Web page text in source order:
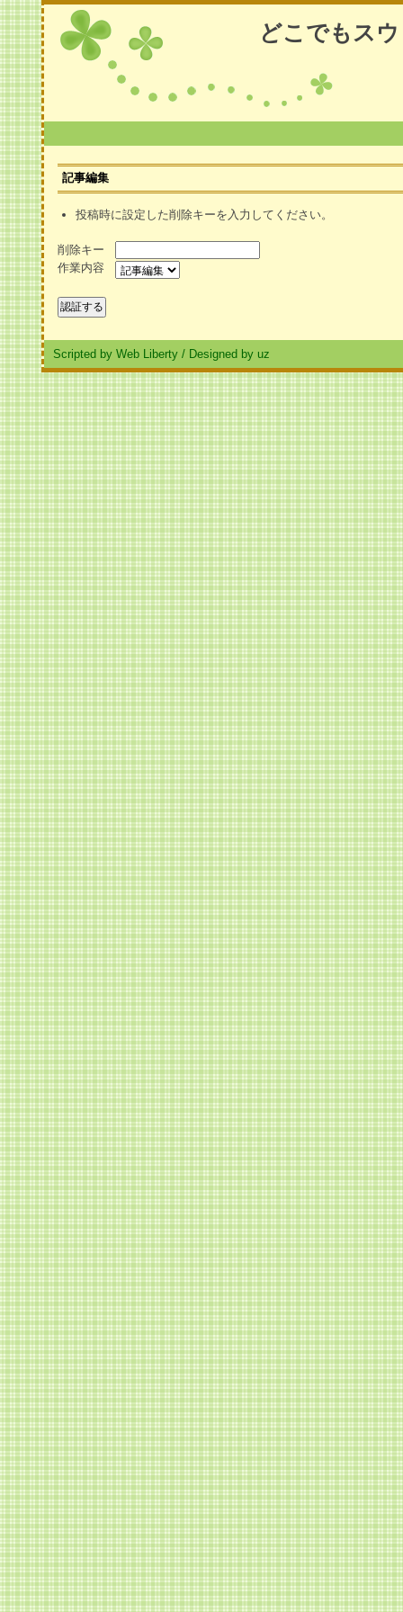
どこでもス
記事編集
投稿時に設定した削除キーを入力してください。
削除キー
作業内容
Scripted by Web Liberty / Designed by uz